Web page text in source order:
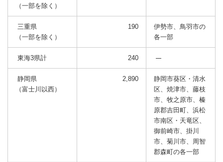
（一部を除く）
三重県
（一部を除く）
190
伊勢市、鳥羽市の
各一部
東海3県計 240
静岡県
（富士川以西）
2,890
静岡市葵区・清水
区、焼津市、藤枝
市、牧之原市、榛
原郡吉田町、浜松
市南区・天竜区、
御前崎市、掛川
市、菊川市、周智
郡森町の各一部